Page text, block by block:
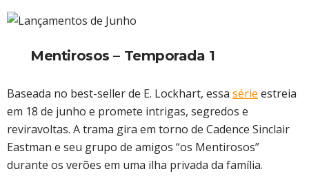
Mentirosos – Temporada 1
Baseada no best-seller de E. Lockhart, essa série estreia
em 18 de junho e promete intrigas, segredos e
reviravoltas. A trama gira em torno de Cadence Sinclair
Eastman e seu grupo de amigos “os Mentirosos”
durante os verões em uma ilha privada da família.